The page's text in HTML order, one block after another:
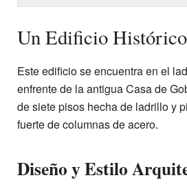
Un Edificio
Este edificio se encuentra en el
enfrente de la antigua Casa de
de siete pisos hecha de ladrillo y
fuerte de columnas de acero.
Diseño y Estilo